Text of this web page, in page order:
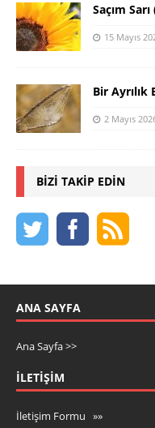
Saçım
15 Mayıs
Bir
2 Mayıs
BIZI TAKIP EDIN
ANA SAYFA
Ana Sayfa >>
İLETIŞIM
İletişim Formu »»